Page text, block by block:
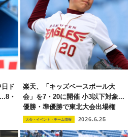
ド
・
楽天、「キッズベースボール大
会」を7・20に開催 小3以下対象...
優勝・準優勝で東北大会出場権
大会・イベント・チーム情報 2026.6.25